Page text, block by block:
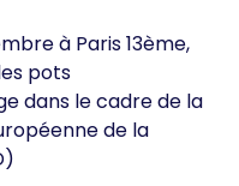
à Paris 13ème,
pots
dans le cadre de la
de la